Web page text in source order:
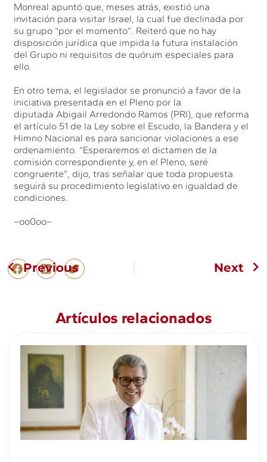
Monreal apuntó que, meses atrás, existió una
invitación para visitar Israel, la cual fue declinada por
su grupo “por el momento”. Reiteró que no hay
disposición jurídica que impida la futura instalación
del Grupo ni requisitos de quórum especiales para
ello.
En otro tema, el legislador se pronunció a favor de la
iniciativa presentada en el Pleno por la
diputada Abigail Arredondo Ramos (PRI), que reforma
el artículo 51 de la Ley sobre el Escudo, la Bandera y el
Himno Nacional es para sancionar violaciones a ese
ordenamiento. “Esperaremos el dictamen de la
comisión correspondiente y, en el Pleno, seré
congruente”, dijo, tras señalar que toda propuesta
seguirá su procedimiento legislativo en igualdad de
condiciones.
–oo0oo–
Previous Next
Artículos relacionados